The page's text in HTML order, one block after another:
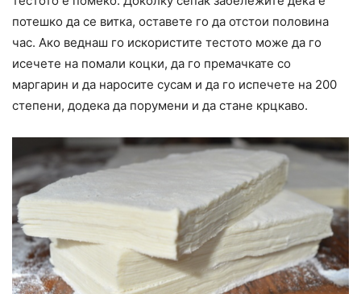
потешко да се витка, оставете го да отстои половина
час. Ако веднаш го искористите тeстото може да го
исечете на помали коцки, да го премачкате со
маргарин и да наросите сусам и да го испечете на 200
степени, додека да порумени и да стане крцкаво.